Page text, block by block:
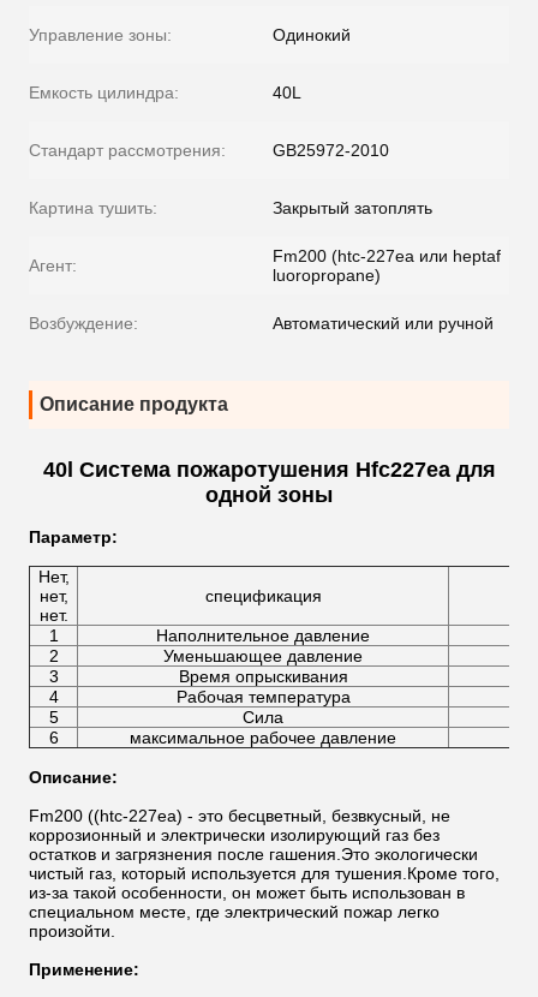
Управление зоны: Одинокий
Емкость цилиндра: 40L
Стандарт рассмотрения: GB25972-2010
Картина тушить: Закрытый затоплять
Агент:
Fm200 (htc-227ea или heptaf
luoropropane)
Возбуждение: Автоматический или ручной
Описание продукта
40l Система пожаротушения Hfc227ea для
одной зоны
Параметр:
Нет,
нет,
нет.
спецификация
1
Наполнительное давление
2
Уменьшающее давление
3
Время опрыскивания
4
Рабочая температура
5
Сила
6
максимальное рабочее давление
Описание:
Fm200 ((htc-227ea) - это бесцветный, безвкусный, не
коррозионный и электрически изолирующий газ без
остатков и загрязнения после гашения.Это экологически
чистый газ, который используется для тушения.Кроме того,
из-за такой особенности, он может быть использован в
специальном месте, где электрический пожар легко
произойти.
Применение: